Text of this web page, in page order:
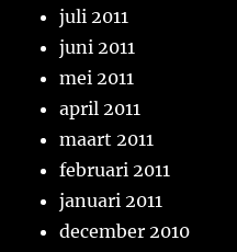
juli 2011
juni 2011
mei 2011
april 2011
maart 2011
februari 2011
januari 2011
december 2010